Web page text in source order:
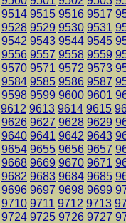
9514 9515 9516 9517
9528 9529 9530 9531
9542 9543 9544 9545
9556 9557 9558 9559
9570 9571 9572 9573
9584 9585 9586 9587
9598 9599 9600 9601
9612 9613 9614 9615
9626 9627 9628 9629
9640 9641 9642 9643
9654 9655 9656 9657
9668 9669 9670 9671
9682 9683 9684 9685
9696 9697 9698 9699
9710 9711 9712 9713
9724 9725 9726 9727